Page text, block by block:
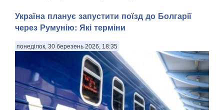
Україна планує запустити поїзд до Болгарії
через Румунію: Які терміни
понеділок, 30 березень 2026, 18:35